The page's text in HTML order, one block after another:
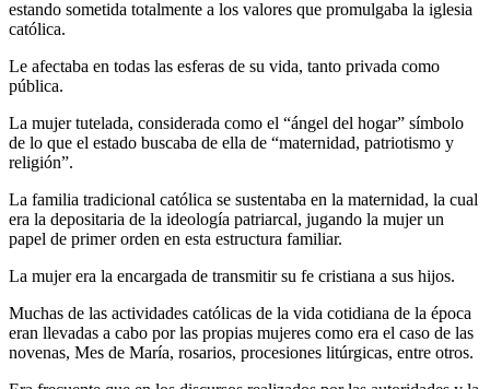
estando sometida totalmente a los valores que promulgaba la iglesia
católica.
Le afectaba en todas las esferas de su vida, tanto privada como
pública.
La mujer tutelada, considerada como el “ángel del hogar” símbolo
de lo que el estado buscaba de ella de “maternidad, patriotismo y
religión”.
La familia tradicional católica se sustentaba en la maternidad, la cual
era la depositaria de la ideología patriarcal, jugando la mujer un
papel de primer orden en esta estructura familiar.
La mujer era la encargada de transmitir su fe cristiana a sus hijos.
Muchas de las actividades católicas de la vida cotidiana de la época
eran llevadas a cabo por las propias mujeres como era el caso de las
novenas, Mes de María, rosarios, procesiones litúrgicas, entre otros.